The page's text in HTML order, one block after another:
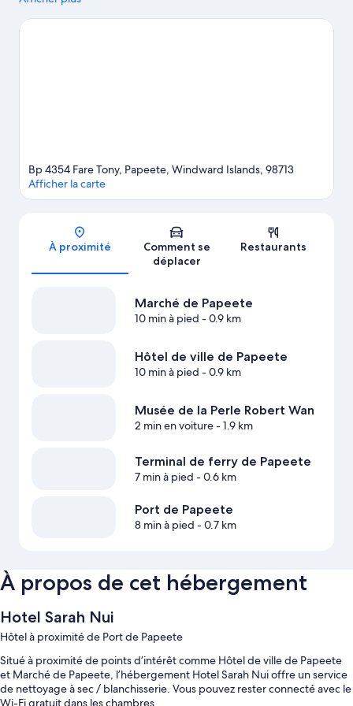
apprécier la beauté naturelle des lieux ? Partez à la découverte
Carte
Bp 4354 Fare Tony, Papeete, Windward Islands, 98713
Afficher la carte
À proximité
Comment se
déplacer
Restaurants
Marché de Papeete
10 min à pied - 0.9 km
Hôtel de ville de Papeete
10 min à pied - 0.9 km
Musée de la Perle Robert Wan
2 min en voiture- 1.9 km
Terminal de ferry de Papeete
7 min à pied - 0.6 km
Port de Papeete
8 min à pied - 0.7 km
À propos de cet hébergement
Hotel Sarah Nui
Hôtel à proximité de Port de Papeete
Situé à proximité de points d’intérêt comme Hôtel de ville de Papeete
et Marché de Papeete, l’hébergement Hotel Sarah Nui offre un service
de nettoyage à sec / blanchisserie. Vous pouvez rester connecté avec le
Wi-Fi gratuit dans les chambres.